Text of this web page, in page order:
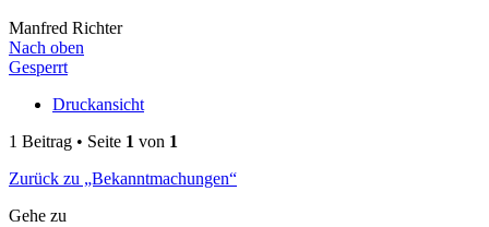
Manfred Richter
Nach oben
Gesperrt
Druckansicht
1 Beitrag • Seite 1 von 1
Zurück zu „Bekanntmachungen“
Gehe zu